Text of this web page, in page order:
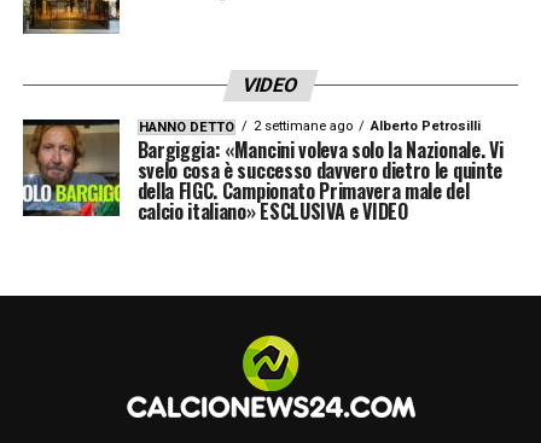
VIDEO
HANNO DETTO 2 settimane ago Alberto Petrosilli
Bargiggia: «Mancini voleva solo la Nazionale. Vi
svelo cosa è successo davvero dietro le quinte
della FIGC. Campionato Primavera male del
calcio italiano» ESCLUSIVA e VIDEO